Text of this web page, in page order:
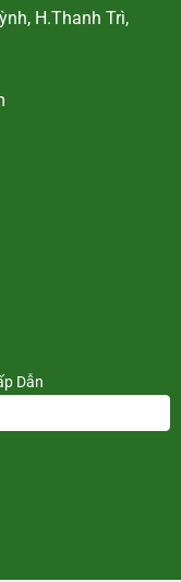
H.Thanh Trì,
Dẫn